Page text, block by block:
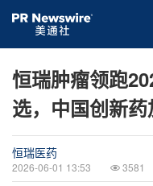
恒瑞肿瘤领跑
选，中国创新
恒瑞医药
2026-06-01 13:53 3581